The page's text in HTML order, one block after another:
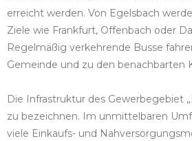
erreicht werden. Von Egelsbach
Ziele wie Frankfurt, Offenbach oder
Regelmäßig verkehrende Busse
Gemeinde und zu den benachbarten
Die Infrastruktur des Gewerbegebiet
zu bezeichnen. Im unmittelbaren
viele Einkaufs- und